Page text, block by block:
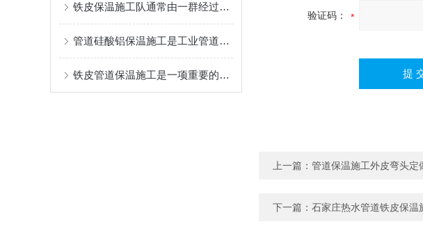
铁皮保温施工队通常由一群经过严格培训的专业人员组成
管道硅酸铝保温施工是工业管道系统中不可少的一环
铁皮管道保温施工是一项重要的工程措施
验证码：
上一篇： 管道保温施工外皮弯头定
下一篇： 石家庄热水管道铁皮保温